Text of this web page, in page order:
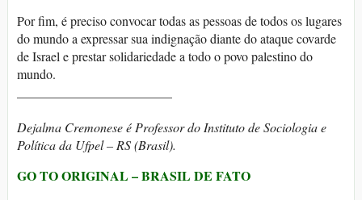
Por fim, é preciso convocar todas as pessoas de todos os lugares
do mundo a expressar sua indignação diante do ataque covarde
de Israel e prestar solidariedade a todo o povo palestino do
mundo.
Dejalma Cremonese é Professor do Instituto de Sociologia e
Política da Ufpel – RS (Brasil).
GO TO ORIGINAL – BRASIL DE FATO